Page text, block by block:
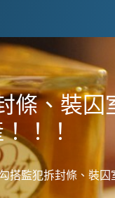
、裝
！！
搭監犯拆封條、裝